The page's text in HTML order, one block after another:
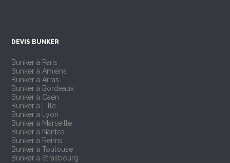
DEVIS BUNKER
Bunker à Paris
Bunker à Amiens
Bunker à Arras
Bunker à Bordeaux
Bunker à Caen
Bunker à Lille
Bunker à Lyon
Bunker à Marseille
Bunker à Nantes
Bunker à Reims
Bunker à Toulouse
Bunker à Strasbourg